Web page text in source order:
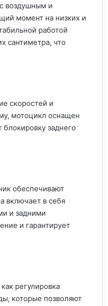
воздушным и
момент на низких и
работой
сантиметра, что
скоростей и
мотоцикл оснащен
заднего
обеспечивают
включает в себя
и задними
и гарантирует
регулировка
которые позволяют